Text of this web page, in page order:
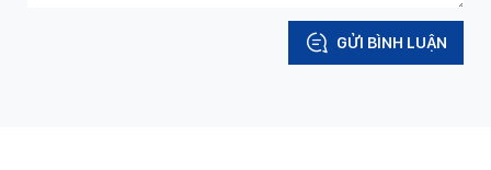
GỬI BÌNH LUẬN